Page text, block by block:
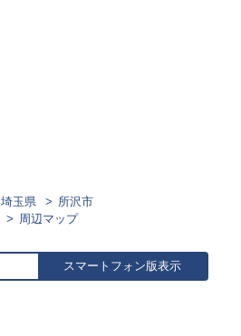
埼玉県
所沢市
周辺マップ
スマートフォン版表示